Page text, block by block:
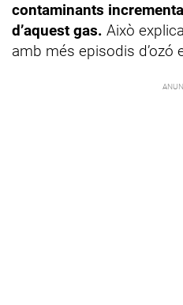
contaminants
d’aquest gas. Això
amb més episodis d’ozó